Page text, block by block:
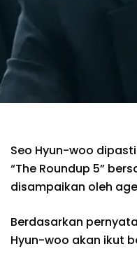
Seo Hyun-woo
“The Roundup 5”
disampaikan oleh
Berdasarkan
Hyun-woo akan ikut